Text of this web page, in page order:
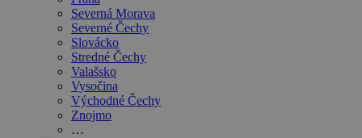
Severná Morava
Severné Čechy
Slovácko
Stredné Čechy
Valašsko
Vysočina
Východné Čechy
Znojmo
…